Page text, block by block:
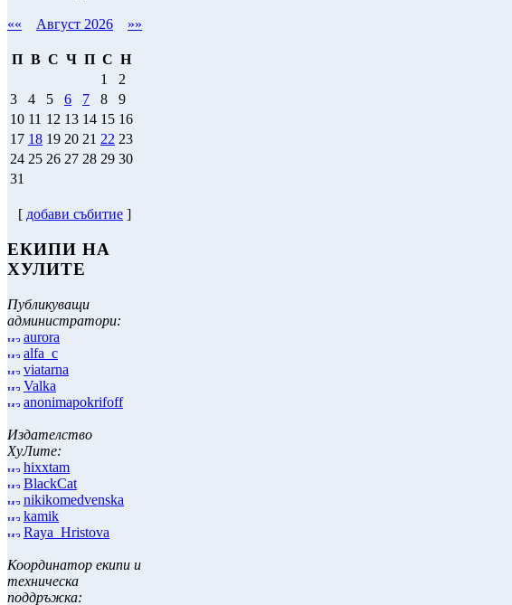
«« Август 2026 »»
П В С Ч П С Н
1
2
3
4 5 6 7 8
9
10 11 12 13 14 15 16
17 18 19 20 21 22 23
24 25 26 27 28 29 30
31
[ добави събитие ]
ЕКИПИ НА
ХУЛИТЕ
Публикуващи
администратори:
aurora
alfa_c
viatarna
Valka
anonimapokrifoff
Издателство
ХуЛите:
hixxtam
BlackCat
nikikomedvenska
kamik
Raya_Hristova
Координатор екипи и
техническа
поддръжка: